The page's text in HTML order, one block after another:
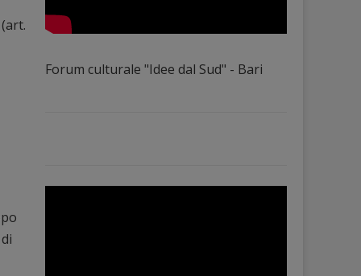
Forum culturale "Idee dal Sud" - Bari